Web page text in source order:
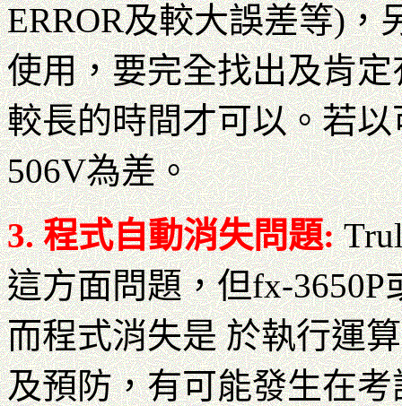
ERROR及較大誤差等)
使用，要完全找出及肯
較長的時間才可以。若
506V為差。
3. 程式自動消失問題:
這方面問題，但fx-
而程式消失是 於執行運
及預防，有可能發生在